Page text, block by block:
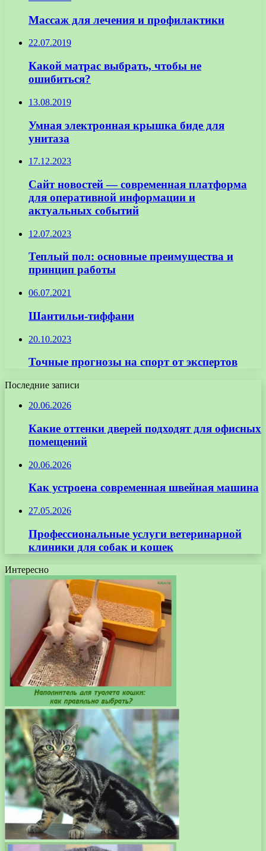
Массаж для лечения и профилактики
22.07.2019
Какой матрас выбрать, чтобы не
ошибиться?
13.08.2019
Умная электронная крышка биде для
унитаза
17.12.2023
Сайт новостей — современная платформа
для оперативной информации и
актуальных событий
12.07.2023
Теплый пол: основные преимущества и
принцип работы
06.07.2021
Шантильи-тиффани
20.10.2023
Точные прогнозы на спорт от экспертов
Последние записи
20.06.2026
Какие оттенки дверей подходят для офисных
помещений
20.06.2026
Как устроена современная швейная машина
27.05.2026
Профессиональные услуги ветеринарной
клиники для собак и кошек
Интересно